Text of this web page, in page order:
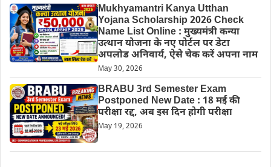
Mukhyamantri Kanya Utthan
Yojana Scholarship 2026 Check
Name List Online : मुख्यमंत्री कन्या
उत्थान योजना के नए पोर्टल पर डेटा
अपलोड अनिवार्य, ऐसे चेक करें अपना नाम
May 30, 2026
BRABU 3rd Semester Exam
Postponed New Date : 18 मई की
परीक्षा रद्द, अब इस दिन होगी परीक्षा
May 19, 2026